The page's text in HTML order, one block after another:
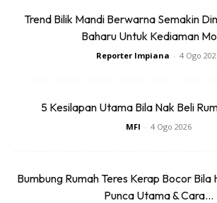
3.Acalypha hispida burm. (
meter.
Trend Bilik Mandi Berwarna Semakin
Baharu Untuk Kediaman
Reporter Impiana - 4 Ogo
5 Kesilapan Utama Bila Nak Beli
MFI - 4 Ogo 2026
Bumbung Rumah Teres Kerap Bocor Bila
Punca Utama & Cara...